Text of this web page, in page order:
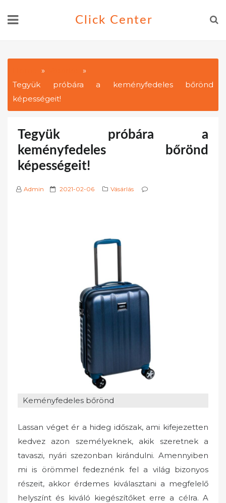
Click Center
Tegyük próbára a keményfedeles bőrönd
képességeit!
Tegyük próbára a
keményfedeles bőrönd
képességeit!
Admin
P 2021-02-06 Vásárlás
Keményfedeles bőrönd
Lassan véget ér a hideg időszak, ami kifejezetten
kedvez azon személyeknek, akik szeretnek a
tavaszi, nyári szezonban kirándulni. Amennyiben
mi is örömmel fedeznénk fel a világ bizonyos
részeit, akkor érdemes kiválasztani a megfelelő
helyszínt és kiváló kiegészítőket erre a célra. A